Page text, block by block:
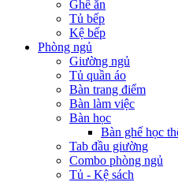
Ghế ăn
Tủ bếp
Kệ bếp
Phòng ngủ
Giường ngủ
Tủ quần áo
Bàn trang điểm
Bàn làm việc
Bàn học
Bàn ghế học
Tab đầu giường
Combo phòng ngủ
Tủ - Kệ sách